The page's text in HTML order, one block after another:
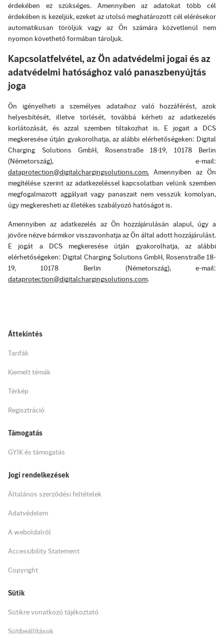
érdekében ez szükséges. Amennyiben az adatokat több cél
érdekében is kezeljük, ezeket az utolsó meghatározott cél elérésekor
automatikusan töröljük vagy az Ön számára közvetlenül nem
nyomon követhető formában tároljuk.
Kapcsolatfelvétel, az Ön adatvédelmi jogai és az
adatvédelmi hatósághoz való panaszbenyújtás
joga
Ön igényelheti a személyes adataihoz való hozzáférést, azok
helyesbítését, illetve törlését, továbbá kérheti az adatkezelés
korlátozását, és azzal szemben tiltakozhat is. E jogait a DCS
megkeresése útján gyakorolhatja, az alábbi elérhetőségeken: Digital
Charging Solutions GmbH, Rosenstraße 18-19, 10178 Berlin
(Németország), e-mail:
dataprotection@digitalchargingsolutions.com. Amennyiben az Ön
megítélése szerint az adatkezeléssel kapcsolatban velünk szemben
megfogalmazott aggályait vagy panaszait nem vesszük komolyan,
úgy megkeresheti az illetékes szabályozó hatóságot is.
Amennyiben az adatkezelés az Ön hozzájárulásán alapul, úgy a
jövőre nézve bármikor visszavonhatja az Ön által adott hozzájárulást.
E jogát a DCS megkeresése útján gyakorolhatja, az alábbi
elérhetőségeken: Digital Charging Solutions GmbH, Rosenstraße 18-
19, 10178 Berlin (Németország), e-mail:
dataprotection@digitalchargingsolutions.com.
Áttekintés
Tarifák
Kiemelt témák
Térkép
Regisztráció
Támogatás
GYIK és támogatás
Jogi rendelkezések
Általános szerződési feltételek
Adatvédelem
A weboldalról
Accessibility Statement
Copyright
Sütik
Sütikre vonatkozó tájékoztató
Sütibeállítások